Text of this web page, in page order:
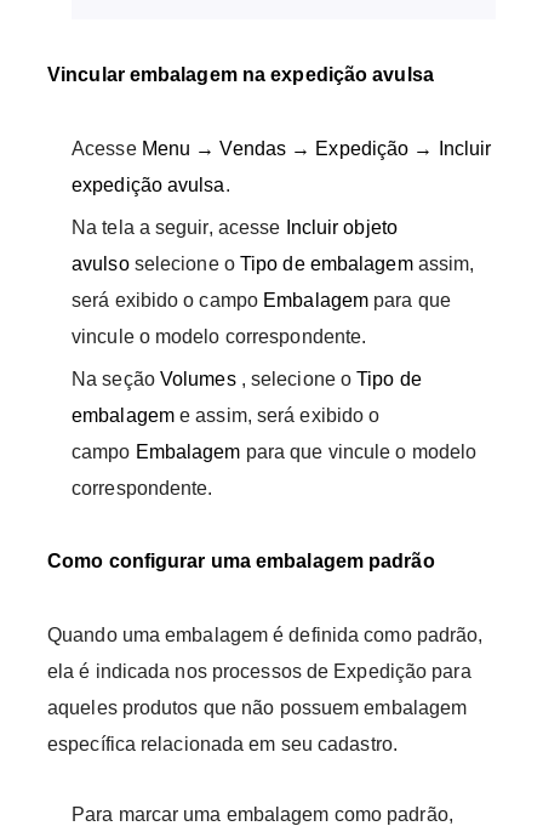
Vincular embalagem na expedição avulsa
Acesse Menu → Vendas → Expedição → Incluir
expedição avulsa.
Na tela a seguir, acesse Incluir objeto
avulsoselecione o Tipo de embalagemassim,
será exibido o campo Embalagem para que
vincule o modelo correspondente.
Na seção Volumes, selecione oTipo de
embalageme assim, será exibido o
campo Embalagem para que vincule o modelo
correspondente.
Como configurar uma embalagem padrão
Quando uma embalagem é definida como padrão,
ela é indicada nos processos de Expedição para
aqueles produtos que não possuem embalagem
específica relacionada em seu cadastro.
Para marcar uma embalagem como padrão,